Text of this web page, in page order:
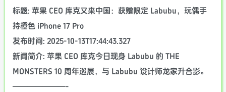
标题: 苹果 CEO 库克又来中国：获赠限定 Labubu，玩偶手
持橙色 iPhone 17 Pro
发布时间: 2025-10-13T17:44:43.327
新闻简介: 苹果 CEO 库克今日现身 Labubu 的 THE
MONSTERS 10 周年巡展，与 Labubu 设计师龙家升合影。
———————-